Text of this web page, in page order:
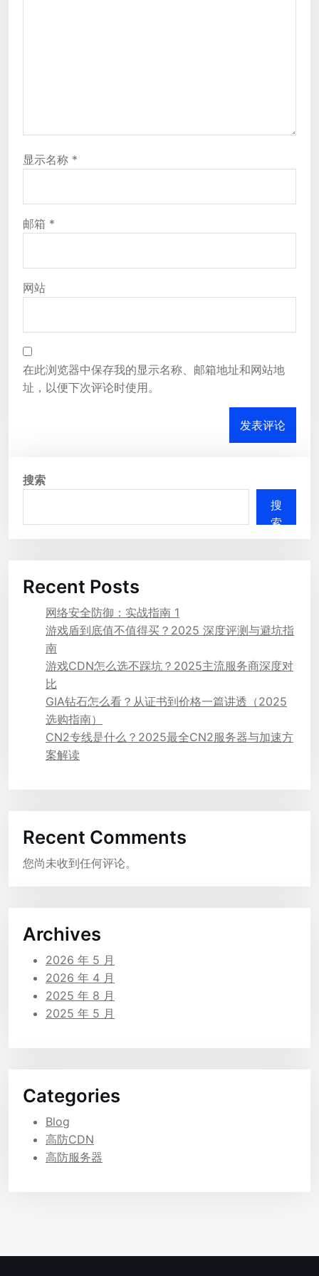
显示名称 *
邮箱 *
网站
在此浏览器中保存我的显示名称、邮箱地址和网站地
址，以便下次评论时使用。
搜索
搜
索
Recent Posts
网络安全防御：实战指南 1
游戏盾到底值不值得买？2025 深度评测与避坑指
南
游戏CDN怎么选不踩坑？2025主流服务商深度对
比
GIA钻石怎么看？从证书到价格一篇讲透（2025
选购指南）
CN2专线是什么？2025最全CN2服务器与加速方
案解读
Recent Comments
您尚未收到任何评论。
Archives
2026 年 5 月
2026 年 4 月
2025 年 8 月
2025 年 5 月
Categories
Blog
高防CDN
高防服务器